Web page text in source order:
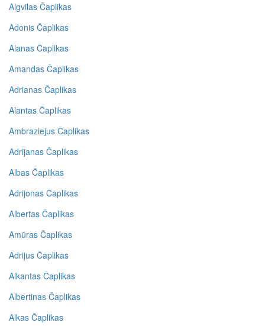
Algvilas Čaplikas
Adonis Čaplikas
Alanas Čaplikas
Amandas Čaplikas
Adrianas Čaplikas
Alantas Čaplikas
Ambraziejus Čaplikas
Adrijanas Čaplikas
Albas Čaplikas
Adrijonas Čaplikas
Albertas Čaplikas
Amūras Čaplikas
Adrijus Čaplikas
Alkantas Čaplikas
Albertinas Čaplikas
Alkas Čaplikas